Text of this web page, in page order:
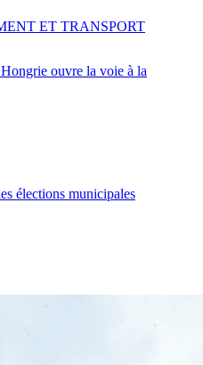
ouvre la voie à la
ET TRANSPORT
élections municipales